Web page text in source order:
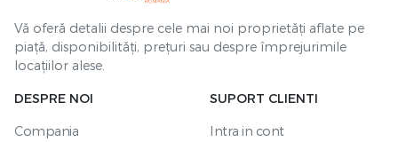
Vă oferă detalii despre cele mai noi proprietăți aflate pe
piață, disponibilități, prețuri sau despre împrejurimile
locațiilor alese.
DESPRE NOI
Compania
SUPORT CLIENTI
Intra in cont